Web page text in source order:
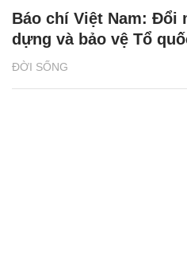
ĐỜI SỐNG
Báo chí Việt Nam: Đổi
dựng và bảo vệ Tổ